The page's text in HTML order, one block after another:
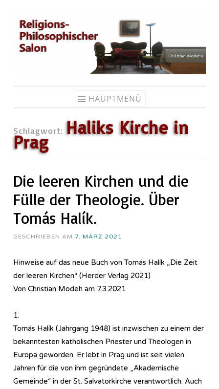
Zum
Inhalt
springen
HAUPTMENÜ
Schlagwort: Haliks Kirche in
Prag
Die leeren Kirchen und die
Fülle der Theologie. Über
Tomás Halík.
GESCHRIEBEN AM 7. MÄRZ 2021
Hinweise auf das neue Buch von Tomás Halík „Die Zeit
der leeren Kirchen“ (Herder Verlag 2021)
Von Christian Modeh am 7.3.2021
1.
Tomás Halík (Jahrgang 1948) ist inzwischen zu einem der
bekanntesten katholischen Priester und Theologen in
Europa geworden. Er lebt in Prag und ist seit vielen
Jahren für die von ihm gegründete „Akademische
Gemeinde“ in der St. Salvatorkirche verantwortlich. Auch